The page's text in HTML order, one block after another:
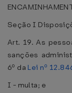
Seção I
Art. 19. As
sanções
6º da Lei nº
I - multa; e